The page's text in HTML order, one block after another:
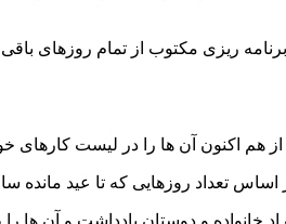
ریزی مکتوب از تمام روزهای باقی
از هم اکنون آن ها را در لیست کارهای
تعداد روزهایی که تا عید مانده
خانواده و دوستان یادداشت و آن ها را